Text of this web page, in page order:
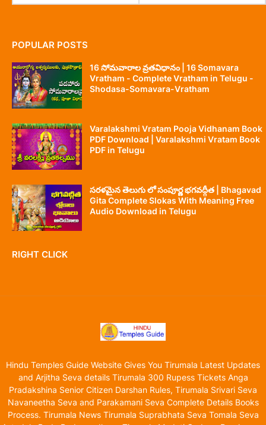
POPULAR POSTS
16 సోమవారాల వ్రతవిధానం | 16 Somavara
Vratham - Complete Vratham in Telugu -
Shodasa-Somavara-Vratham
Varalakshmi Vratam Pooja Vidhanam Book
PDF Download | Varalakshmi Vratam Book
PDF in Telugu
సరళమైన తెలుగు లో సంపూర్ణ భగవద్గీత | Bhagavad
Gita Complete Slokas With Meaning Free
Audio Download in Telugu
RIGHT CLICK
Hindu Temples Guide Website Gives You Tirumala Latest Updates
and Arjitha Seva details Tirumala 300 Rupess Tickets Anga
Pradakshina Senior Citizen Darshan Rules, Tirumala Srivari Seva
Navaneetha Seva and Parakamani Seva Complete Details Books
Process. Tirumala News Tirumala Suprabhata Seva Tomala Seva